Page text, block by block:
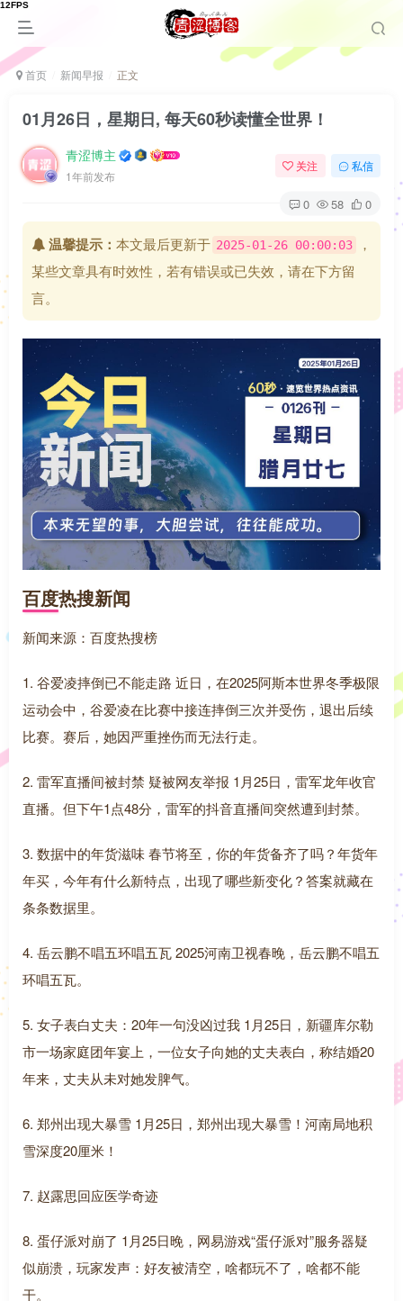
首页 新闻早报 正文
01月26日，星期日, 每天60秒读懂全世界！
青涩博主
1年前发布
关注 私信
0 58 0
温馨提示： 本文最后更新于 2025-01-26 00:00:03
，
某些文章具有时效性，若有错误或已失效，请在下方留
言。
百度热搜新闻
新闻来源：百度热搜榜
1. 谷爱凌摔倒已不能走路 近日，在2025阿斯本世界冬季极限
运动会中，谷爱凌在比赛中接连摔倒三次并受伤，退出后续
比赛。赛后，她因严重挫伤而无法行走。
2. 雷军直播间被封禁 疑被网友举报 1月25日，雷军龙年收官
直播。但下午1点48分，雷军的抖音直播间突然遭到封禁。
3. 数据中的年货滋味 春节将至，你的年货备齐了吗？年货年
年买，今年有什么新特点，出现了哪些新变化？答案就藏在
条条数据里。
4. 岳云鹏不唱五环唱五瓦 2025河南卫视春晚，岳云鹏不唱五
环唱五瓦。
5. 女子表白丈夫：20年一句没凶过我 1月25日，新疆库尔勒
市一场家庭团年宴上，一位女子向她的丈夫表白，称结婚20
年来，丈夫从未对她发脾气。
6. 郑州出现大暴雪 1月25日，郑州出现大暴雪！河南局地积
雪深度20厘米！
7. 赵露思回应医学奇迹
8. 蛋仔派对崩了 1月25日晚，网易游戏“蛋仔派对”服务器疑
似崩溃，玩家发声：好友被清空，啥都玩不了，啥都不能
干。